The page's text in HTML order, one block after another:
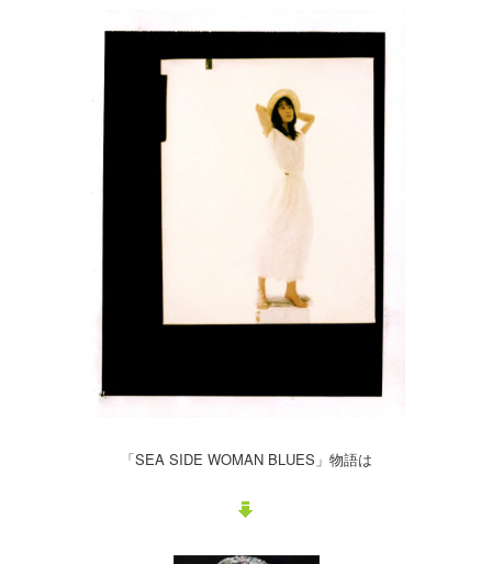
「SEA SIDE WOMAN BLUES」物語は